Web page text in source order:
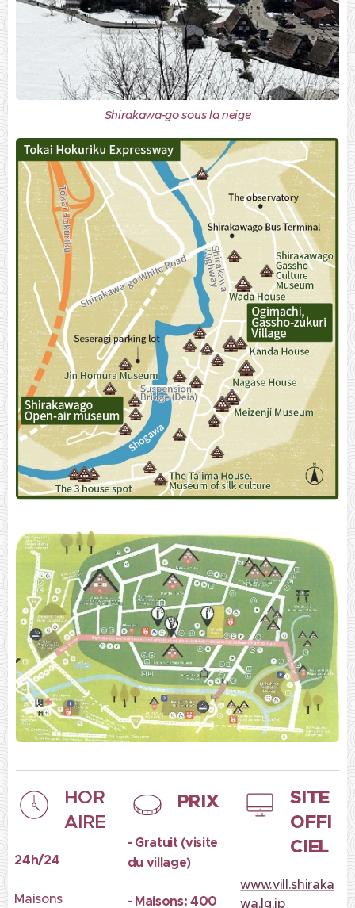
Shirakawa-go sous la neige
HOR
AIRE
24h/24
Maisons
PRIX
- Gratuit (visite
du village)
- Maisons: 400
SITE
OFFI
CIEL
www.vill.shiraka
wa.lg.jp